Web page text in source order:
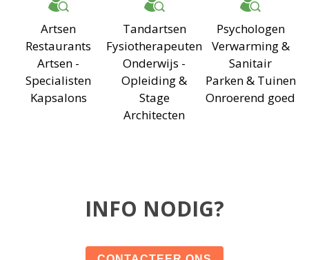
Artsen
Restaurants
Artsen -
Specialisten
Kapsalons
Tandartsen
Fysiotherapeuten
Onderwijs -
Opleiding &
Stage
Architecten
Psychologen
Verwarming &
Sanitair
Parken & Tuinen
Onroerend goed
INFO NODIG?